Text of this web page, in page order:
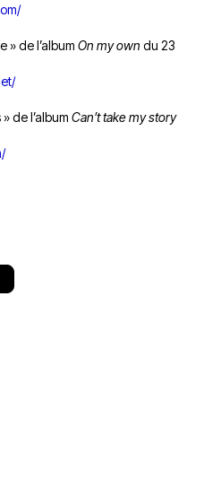
» de l’album On my own du 23
de l’album Can’t take my story